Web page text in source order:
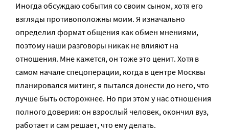
Иногда обсуждаю события со своим сыном, хотя его
взгляды противоположны моим. Я изначально
определил формат общения как обмен мнениями,
поэтому наши разговоры никак не влияют на
отношения. Мне кажется, он тоже это ценит. Хотя в
самом начале спецоперации, когда в центре Москвы
планировался митинг, я пытался донести до него, что
лучше быть осторожнее. Но при этом у нас отношения
полного доверия: он взрослый человек, окончил вуз,
работает и сам решает, что ему делать.